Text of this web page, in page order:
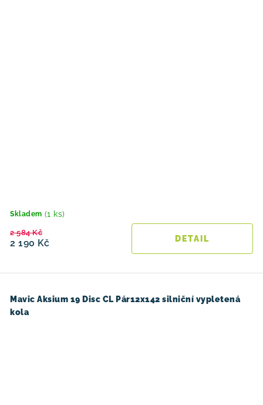
Skladem (1 ks)
2 190 Kč
2 584 Kč
Mavic Aksium 19 Disc CL Pár12x142 silniční vypletená
kola